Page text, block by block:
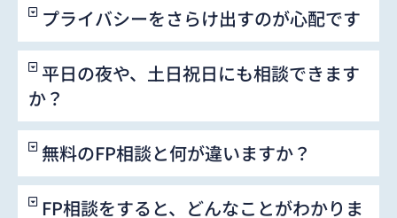
プライバシーをさらけ出すのが心配です
平日の夜や、土日祝日にも相談できます
か？
無料のFP相談と何が違いますか？
FP相談をすると、どんなことがわかりま